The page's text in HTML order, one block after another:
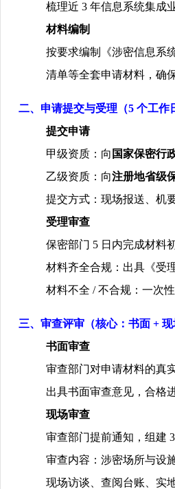
梳理近 3 年信息系统集成
材料编制
按要求编制《涉密信息系
清单等全套申请材料，确
二、申请提交与受理（5 个工作
提交申请
甲级资质：向 国家保密行
乙级资质：向注册地省级
提交方式：现场报送、机
受理审查
保密部门 5 日内完成材料
材料齐全合规：出具《受
材料不全 /不合规：一次
三、审查评审（核心：书面 + 现
书面审查
审查部门对申请材料的真
出具书面审查意见，合格
现场审查
审查部门提前通知，组建 3
审查内容：涉密场所与设
现场访谈、查阅台账、实